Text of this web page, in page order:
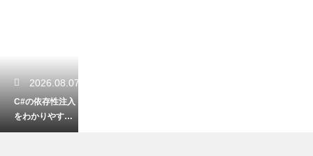
2026.08.07
C#の依存性注入
をわかりやすく
解説！クラス結